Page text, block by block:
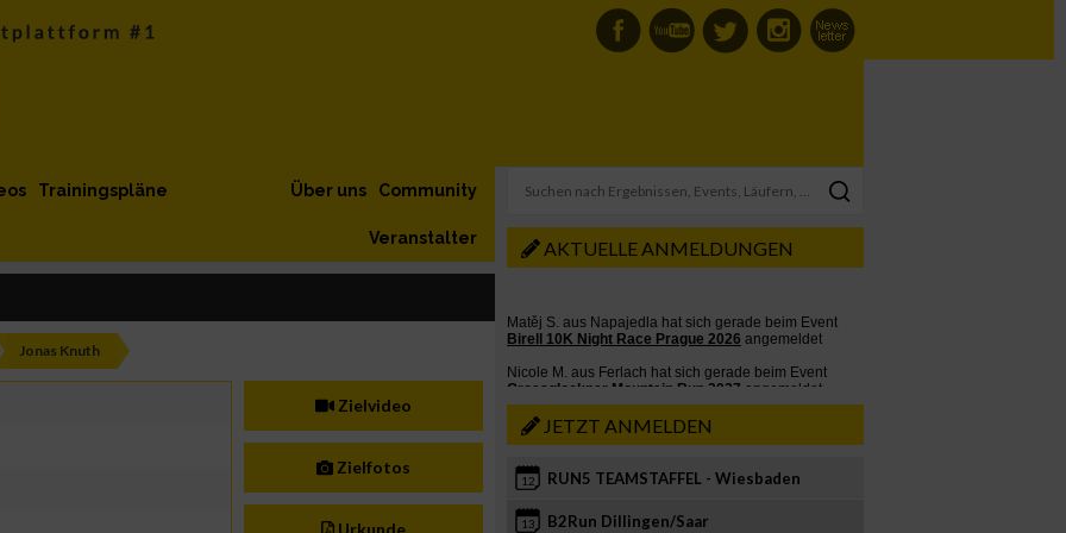
Trainingspläne Community
Über uns
Veranstalter
Jonas Knuth
Zielvideo
Zielfotos
Urkunde
AKTUELLE ANMELDUNGEN
JETZT ANMELDEN
12 RUN5 TEAMSTAFFEL - Wiesbaden
13 B2Run Dillingen/Saar